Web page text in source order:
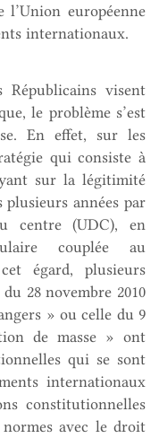
européenne
internationaux.
visent
le problème s’est
En effet, sur les
qui consiste à
sur la légitimité
plusieurs années par
centre (UDC), en
couplée au
égard, plusieurs
28 novembre 2010
» ou celle du 9
de masse » ont
qui se sont
internationaux
constitutionnelles
avec le droit